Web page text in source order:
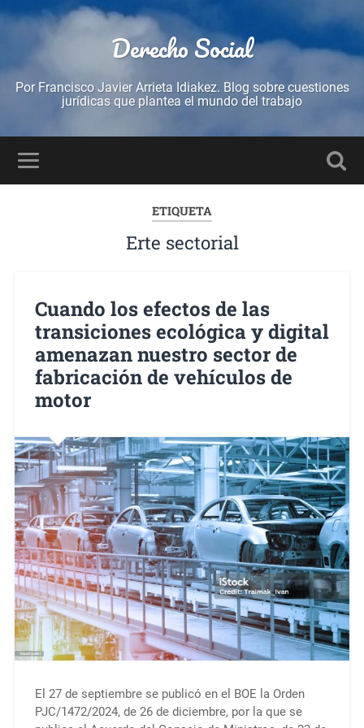
Derecho Social
Por Francisco Javier Arrieta Idiakez. Blog sobre cuestiones
jurídicas que plantea el mundo del trabajo
ETIQUETA
Erte sectorial
Cuando los efectos de las
transiciones ecológica y digital
amenazan nuestro sector de
fabricación de vehículos de
motor
El 27 de septiembre se publicó en el BOE la Orden
PJC/1472/2024, de 26 de diciembre, por la que se